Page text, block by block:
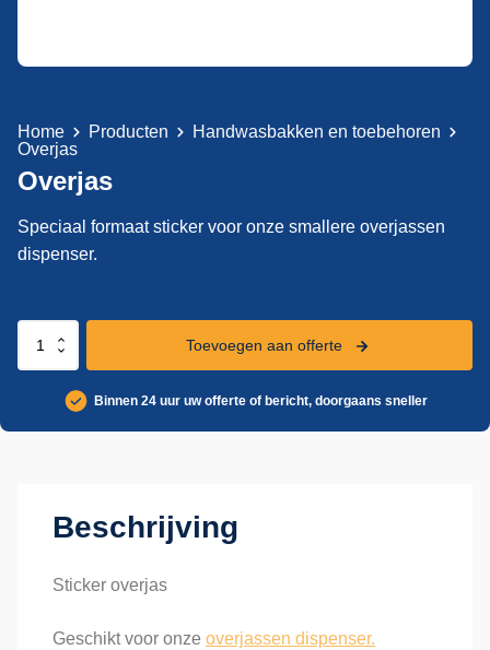
Home Producten
Handwasbakken en toebehoren
Overjas
Overjas
Speciaal formaat sticker voor onze smallere overjassen
dispenser.
Overjas
Toevoegen aan offerte
Binnen 24 uur uw offerte of bericht, doorgaans sneller
Beschrijving
Sticker overjas
Geschikt voor onze overjassen dispenser.